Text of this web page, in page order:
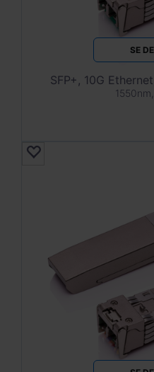
SE
SFP+, 10G